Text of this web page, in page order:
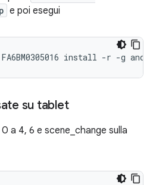
e poi esegui
su tablet
a 4, 6 e scene_change sulla